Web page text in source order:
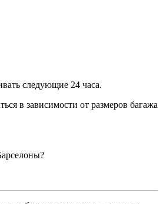
следующие 24 часа.
в зависимости от размеров багажа